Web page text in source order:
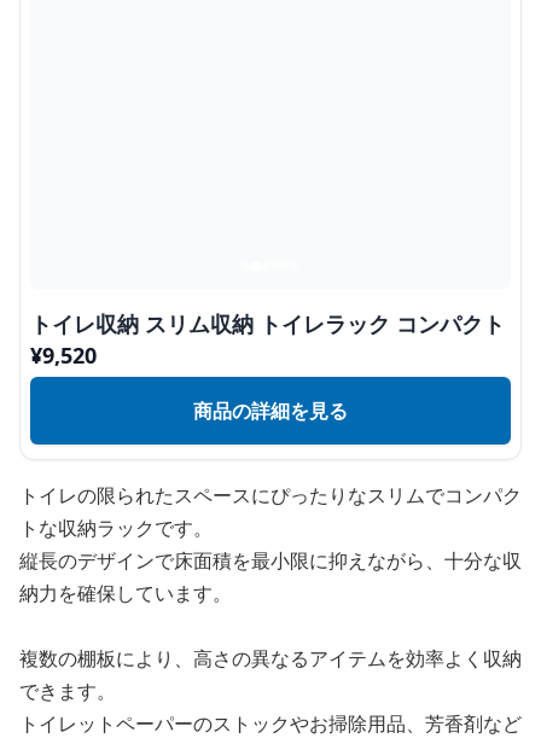
トイレ収納 スリム収納 トイレラック コンパクト
¥9,520
商品の詳細を見る
トイレの限られたスペースにぴったりなスリムでコンパク
トな収納ラックです。
縦長のデザインで床面積を最小限に抑えながら、十分な収
納力を確保しています。
複数の棚板により、高さの異なるアイテムを効率よく収納
できます。
トイレットペーパーのストックやお掃除用品、芳香剤など